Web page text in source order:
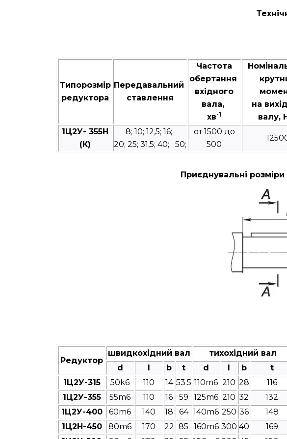
Типорозмір
редуктора
Передавальний
ставлення
Частота
обертання
вхідного
вала,
хв-1
на
валу,
1Ц2У- 355Н
(К)
8; 10; 12,5; 16;
20; 25; 31,5; 40; 50;
от 1500 до
500
Приєднувальні
Редуктор
швидкохідний вал
тихохідний вал
d
b t d b
t
1Ц2У-315
50k6 110 14 53.5 110m6 210 28
116
1Ц2У-355
55m6 110 16 59 125m6 210 32
132
1Ц2У-400
60m6 140 18 64 140m6 250 36
148
1Ц2Н-450
80m6 170 22 85 160m6 300 40
169